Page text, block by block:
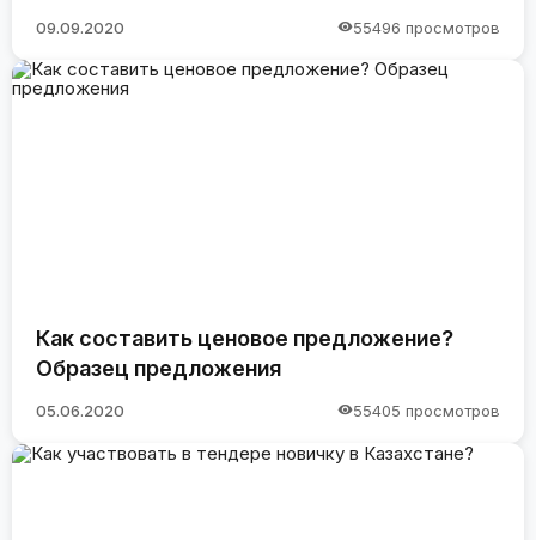
09.09.2020 55496 просмотров
Как составить ценовое предложение?
Образец предложения
05.06.2020 55405 просмотров